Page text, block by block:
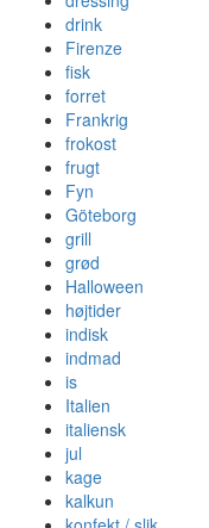
drink
Firenze
fisk
forret
Frankrig
frokost
frugt
Fyn
Göteborg
grill
grød
Halloween
højtider
indisk
indmad
is
Italien
italiensk
jul
kage
kalkun